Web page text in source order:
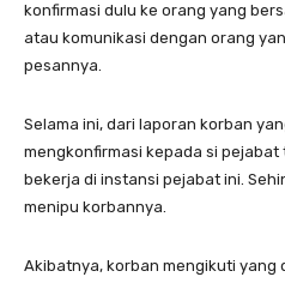
konfirmasi dulu ke orang yang
atau komunikasi dengan orang
pesannya.
Selama ini, dari laporan korban
mengkonfirmasi kepada si
bekerja di instansi pejabat ini.
menipu korbannya.
Akibatnya, korban mengikuti yang